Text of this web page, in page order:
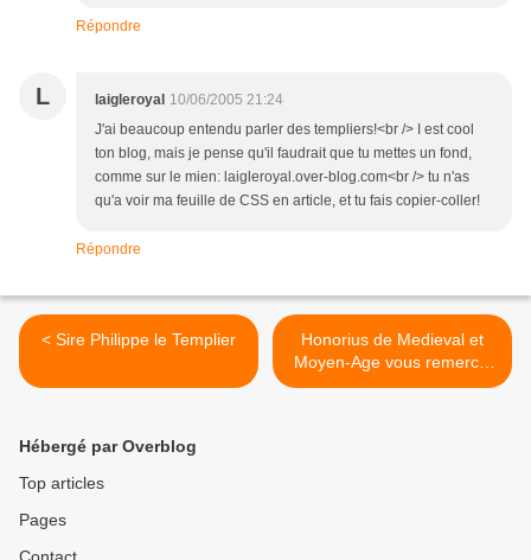
Répondre
L laigleroyal 10/06/2005 21:24
J'ai beaucoup entendu parler des templiers!<br /> I est cool
ton blog, mais je pense qu'il faudrait que tu mettes un fond,
comme sur le mien: laigleroyal.over-blog.com<br /> tu n'as
qu'a voir ma feuille de CSS en article, et tu fais copier-coller!
Répondre
< Sire Philippe le Templier
Honorius de Medieval et
Moyen-Age vous remercie
>
Hébergé par Overblog
Top articles
Pages